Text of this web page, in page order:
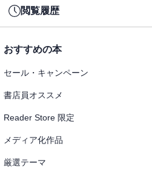
閲覧履歴
おすすめの本
セール・キャンペーン
書店員オススメ
Reader Store 限定
メディア化作品
厳選テーマ